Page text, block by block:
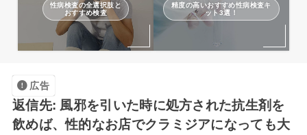
性病検査の全選択肢と
おすすめ検査
精度の高いおすすめ性病検査キ
ット3選！
広告
返信先: 風邪を引いた時に処方された抗生剤を
飲めば、性的なお店でクラミジアになっても大